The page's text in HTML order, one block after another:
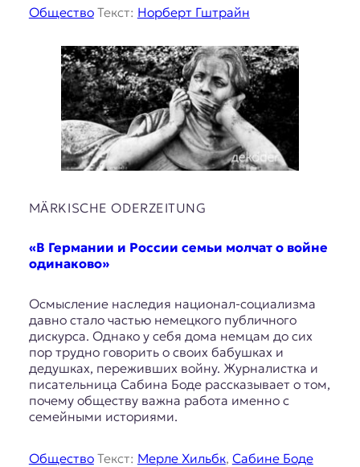
ОбществоТекст: Норберт Гштрайн
MÄRKISCHE ODERZEITUNG
«В Германии и России семьи молчат о войне
одинаково»
Осмысление наследия национал-социализма
давно стало частью немецкого публичного
дискурса. Однако у себя дома немцам до сих
пор трудно говорить о своих бабушках и
дедушках, переживших войну. Журналистка и
писательница Сабина Боде рассказывает о том,
почему обществу важна работа именно с
семейными историями.
ОбществоТекст: Мерле Хильбк, Сабине Боде